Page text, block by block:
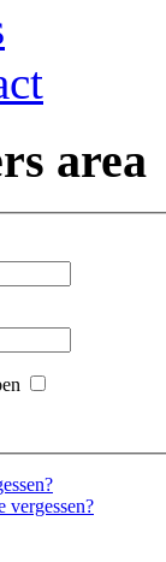
area
vergessen?